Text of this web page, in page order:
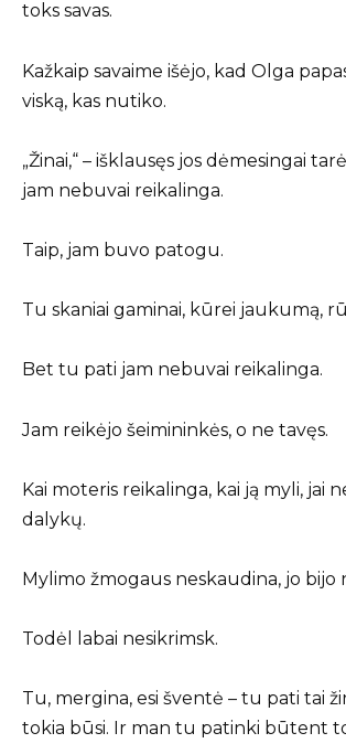
toks savas.
Kažkaip savaime išėjo, kad Olga
viską, kas nutiko.
„Žinai,“ – išklausęs jos dėmesingai
jam nebuvai reikalinga.
Taip, jam buvo patogu.
Tu skaniai gaminai, kūrei jaukumą,
Bet tu pati jam nebuvai reikalinga.
Jam reikėjo šeimininkės, o ne tavęs.
Kai moteris reikalinga, kai ją myli, jai
dalykų.
Mylimo žmogaus neskaudina, jo bijo
Todėl labai nesikrimsk.
Tu, mergina, esi šventė – tu pati tai
tokia būsi. Ir man tu patinki būtent